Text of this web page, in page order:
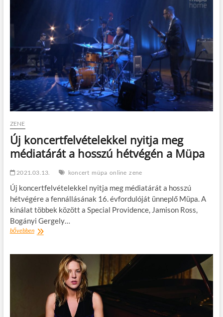
ünnepek
alatt
ZENE
Új koncertfelvételekkel nyitja meg
médiatárát a hosszú hétvégén a Müpa
2021.03.13. koncert müpa online zene
Új koncertfelvételekkel nyitja meg médiatárát a hosszú
hétvégére a fennállásának 16. évfordulóját ünneplő Müpa. A
kínálat többek között a Special Providence, Jamison Ross,
Bogányi Gergely…
bővebbenÚj
meg
médiatárát
hétvégén